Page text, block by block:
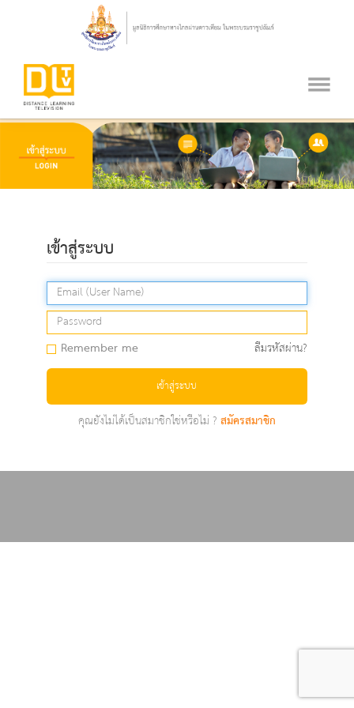
เข้าสู่ระบบ
Remember me ลืมรหัสผ่าน?
เข้าสู่ระบบ
คุณยังไม่ได้เป็นสมาชิกใช่หรือไม่ ?สมัครสมาชิก